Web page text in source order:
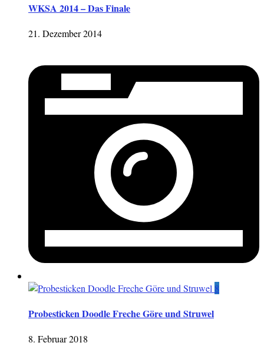
WKSA 2014 – Das Finale
21. Dezember 2014
8
Probesticken Doodle Freche Göre und Struwel
8. Februar 2018